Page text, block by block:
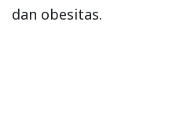
dan obesitas.